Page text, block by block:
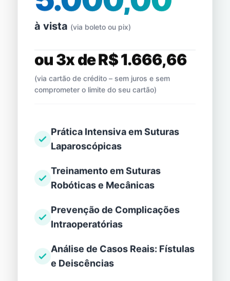
à vista (via boleto ou pix)
ou 3x de R$ 1.666,66
(via cartão de crédito – sem juros e sem
comprometer o limite do seu cartão)
Prática Intensiva em Suturas
Laparoscópicas
Treinamento em Suturas
Robóticas e Mecânicas
Prevenção de Complicações
Intraoperatórias
Análise de Casos Reais: Fístulas
e Deiscências